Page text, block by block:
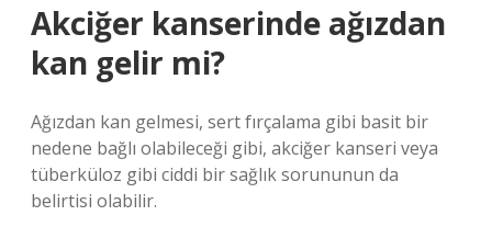
Akciğer kanserinde ağızdan
kan gelir mi?
Ağızdan kan gelmesi, sert fırçalama gibi basit bir
nedene bağlı olabileceği gibi, akciğer kanseri veya
tüberküloz gibi ciddi bir sağlık sorununun da
belirtisi olabilir.